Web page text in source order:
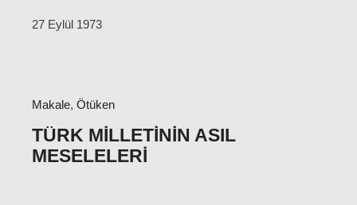
27 Eylül 1973
Makale, Ötüken
TÜRK MILLETININ ASIL
MESELELERI